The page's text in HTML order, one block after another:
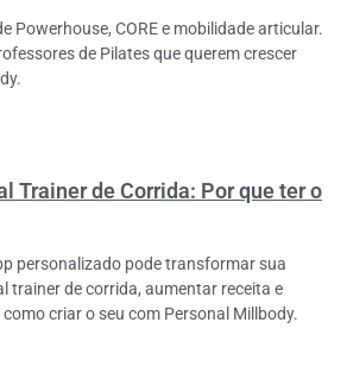
Powerhouse, CORE e mobilidade articular.
de Pilates que querem crescer
Trainer de Corrida: Por que ter o
personalizado pode transformar sua
trainer de corrida, aumentar receita e
criar o seu com Personal Millbody.